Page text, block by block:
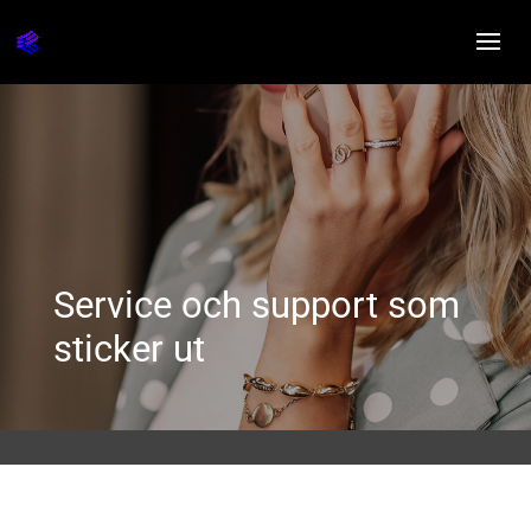
Service och support som
sticker ut